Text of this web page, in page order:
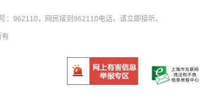
：962110，网民接到962110电话，请立即接听。
有